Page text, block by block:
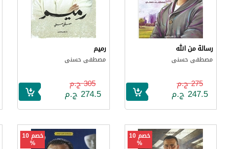
رسالة من الله
مصطفى حسنى
275 ج.م
247.5 ج.م
رميم
مصطفى حسنى
305 ج.م
274.5 ج.م
خصم 10
%
خصم 10
%